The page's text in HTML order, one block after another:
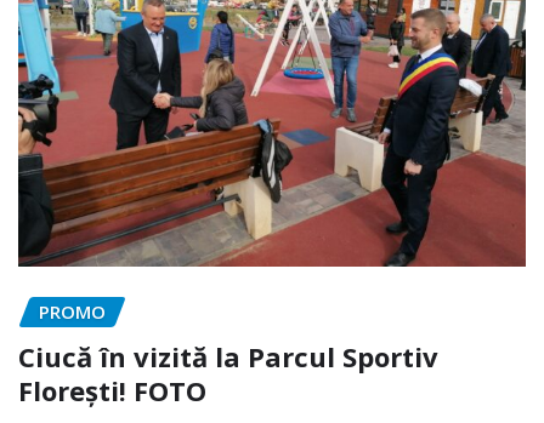
PROMO
Ciucă în vizită la Parcul Sportiv
Florești! FOTO